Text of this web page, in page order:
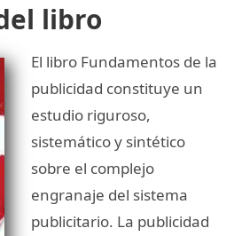
libro
El libro Fundamentos de la
publicidad constituye un
estudio riguroso,
sistemático y sintético
sobre el complejo
engranaje del sistema
publicitario. La publicidad